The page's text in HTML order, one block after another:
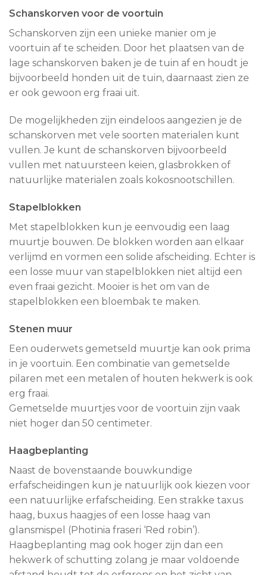
Schanskorven voor de voortuin
Schanskorven zijn een unieke manier om je
voortuin af te scheiden. Door het plaatsen van de
lage schanskorven baken je de tuin af en houdt je
bijvoorbeeld honden uit de tuin, daarnaast zien ze
er ook gewoon erg fraai uit.
De mogelijkheden zijn eindeloos aangezien je de
schanskorven met vele soorten materialen kunt
vullen. Je kunt de schanskorven bijvoorbeeld
vullen met natuursteen keien, glasbrokken of
natuurlijke materialen zoals kokosnootschillen.
Stapelblokken
Met stapelblokken kun je eenvoudig een laag
muurtje bouwen. De blokken worden aan elkaar
verlijmd en vormen een solide afscheiding. Echter is
een losse muur van stapelblokken niet altijd een
even fraai gezicht. Mooier is het om van de
stapelblokken een bloembak te maken.
Stenen muur
Een ouderwets gemetseld muurtje kan ook prima
in je voortuin. Een combinatie van gemetselde
pilaren met een metalen of houten hekwerk is ook
erg fraai.
Gemetselde muurtjes voor de voortuin zijn vaak
niet hoger dan 50 centimeter.
Haagbeplanting
Naast de bovenstaande bouwkundige
erfafscheidingen kun je natuurlijk ook kiezen voor
een natuurlijke erfafscheiding. Een strakke taxus
haag, buxus haagjes of een losse haag van
glansmispel (Photinia fraseri ‘Red robin’).
Haagbeplanting mag ook hoger zijn dan een
hekwerk of schutting zolang je maar voldoende